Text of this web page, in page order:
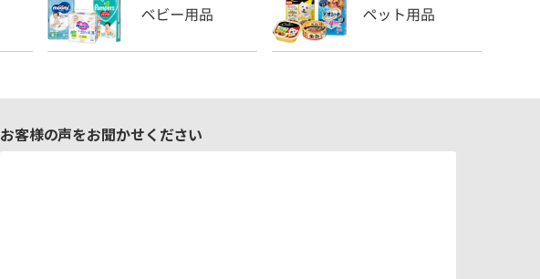
お客様の声をお聞かせください